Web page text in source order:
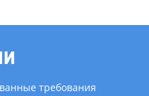
требования